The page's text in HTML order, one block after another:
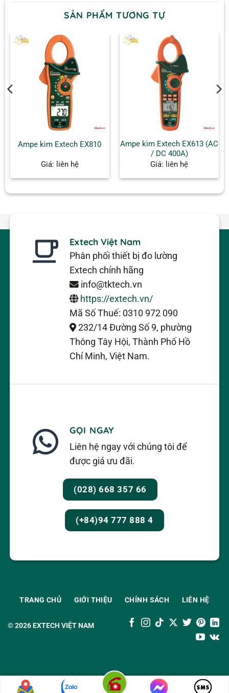
SẢN PHẨM TƯƠNG TỰ
Ampe kìm Extech EX810
Giá: liên hệ
Ampe kìm Extech EX613 (AC
/ DC 400A)
Giá: liên hệ
Extech Việt Nam
Phân phối thiết bị đo lường
Extech chính hãng
info@tktech.vn
https://extech.vn/
Mã Số Thuế: 0310 972 090
232/14 Đường Số 9, phường
Thông Tây Hội, Thành Phố Hồ
Chí Minh, Việt Nam.
GỌI NGAY
Liên hệ ngay với chúng tôi để
được giá ưu đãi.
(028) 668 357 66
(+84)94 777 888 4
© 2026EXTECH VIỆT NAM
TRANG CHỦ GIỚI THIỆU CHÍNH SÁCH LIÊN HỆ